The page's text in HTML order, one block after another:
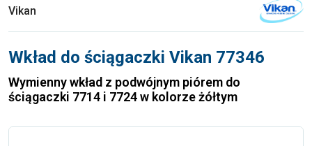
Vikan
Wkład do ściągaczki Vikan 77346
Wymienny wkład z podwójnym piórem do
ściągaczki 7714 i 7724 w kolorze żółtym